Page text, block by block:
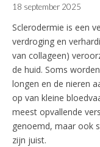
18 september 2025
Sclerodermie is een
verdroging en
van collageen)
de huid. Soms
longen en de nieren
op van kleine
meest opvallende
genoemd, maar ook
zijn juist.